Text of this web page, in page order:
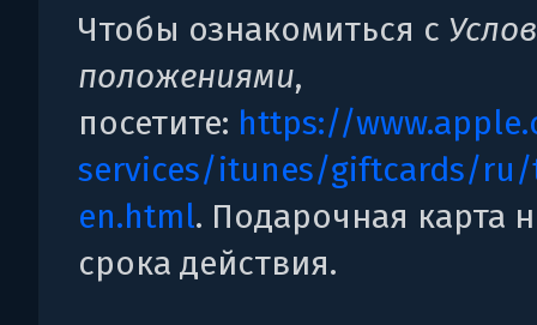
Чтобы ознакомиться с
положениями,
посетите: https://
services/itunes/giftcards/
en.html. Подарочная карта
срока действия.